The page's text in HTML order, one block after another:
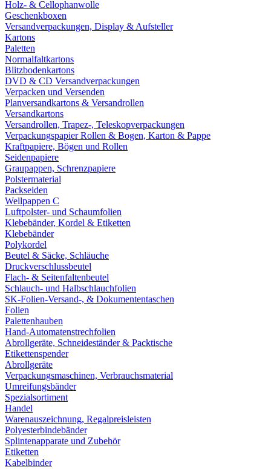
Holz- & Cellophanwolle
Geschenkboxen
Versandverpackungen, Display & Aufsteller
Kartons
Paletten
Normalfaltkartons
Blitzbodenkartons
DVD & CD Versandverpackungen
Verpacken und Versenden
Planversandkartons & Versandrollen
Versandkartons
Versandrollen, Trapez-, Teleskopverpackungen
Verpackungspapier Rollen & Bogen, Karton & Pappe
Kraftpapiere, Bögen und Rollen
Seidenpapiere
Graupappen, Schrenzpapiere
Polstermaterial
Packseiden
Wellpappen C
Luftpolster- und Schaumfolien
Klebebänder, Kordel & Etiketten
Klebebänder
Polykordel
Beutel & Säcke, Schläuche
Druckverschlussbeutel
Flach- & Seitenfaltenbeutel
Schlauch- und Halbschlauchfolien
SK-Folien-Versand-, & Dokumententaschen
Folien
Palettenhauben
Hand-Automatenstrechfolien
Abrollgeräte, Schneideständer & Packtische
Etikettenspender
Abrollgeräte
Verpackungsmaschinen, Verbrauchsmaterial
Umreifungsbänder
Spezialsortiment
Handel
Warenauszeichnung, Regalpreisleisten
Polyesterbindebänder
Splintenapparate und Zubehör
Etiketten
Kabelbinder